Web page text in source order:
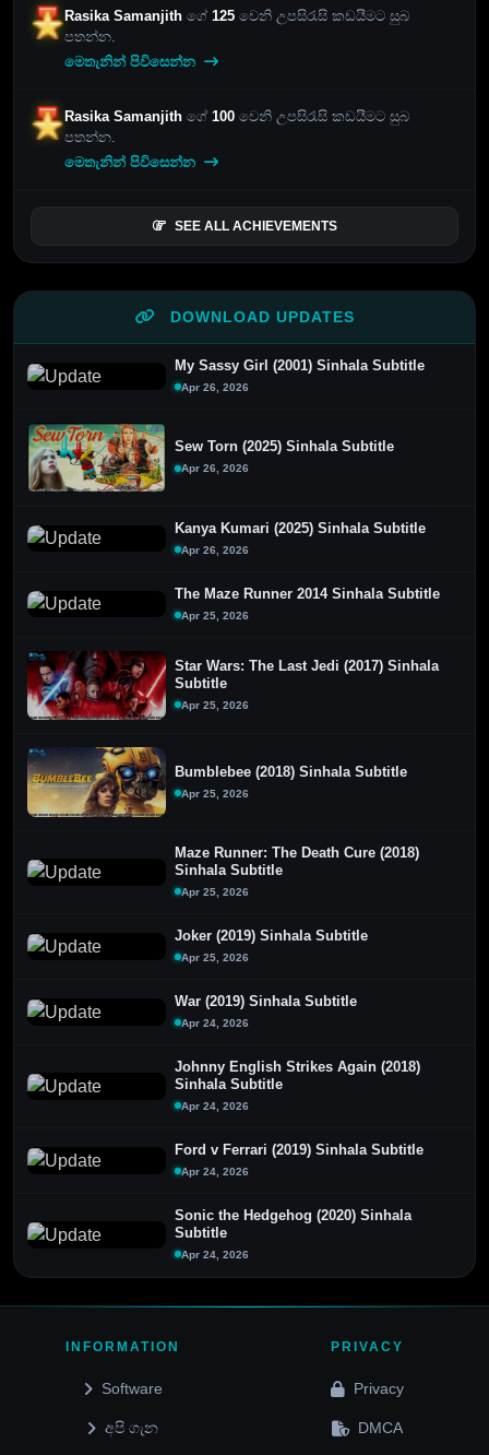
Rasika Samanjithගේ125 වෙනි උපසිරැසි කඩයීමට සුබ
පතන්න.
මෙතැනින් පිවිසෙන්න
Rasika Samanjithගේ100 වෙනි උපසිරැසි කඩයීමට සුබ
පතන්න.
මෙතැනින් පිවිසෙන්න
SEE ALL ACHIEVEMENTS
DOWNLOAD UPDATES
My Sassy Girl (2001) Sinhala Subtitle
Apr 26, 2026
Sew Torn (2025) Sinhala Subtitle
Apr 26, 2026
Kanya Kumari (2025) Sinhala Subtitle
Apr 26, 2026
The Maze Runner 2014 Sinhala Subtitle
Apr 25, 2026
Star Wars: The Last Jedi (2017) Sinhala
Subtitle
Apr 25, 2026
Bumblebee (2018) Sinhala Subtitle
Apr 25, 2026
Maze Runner: The Death Cure (2018)
Sinhala Subtitle
Apr 25, 2026
Joker (2019) Sinhala Subtitle
Apr 25, 2026
War (2019) Sinhala Subtitle
Apr 24, 2026
Johnny English Strikes Again (2018)
Sinhala Subtitle
Apr 24, 2026
Ford v Ferrari (2019) Sinhala Subtitle
Apr 24, 2026
Sonic the Hedgehog (2020) Sinhala
Subtitle
Apr 24, 2026
INFORMATION
Software
අපි ගැන
PRIVACY
Privacy
DMCA